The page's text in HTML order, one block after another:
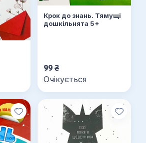
Крок до знань. Тямущі
дошкільнята 5+
99 ₴
Очікується